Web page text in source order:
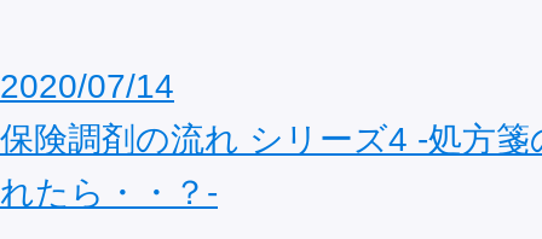
2020/07/14
保険調剤の流れ シリーズ4 ‐処方
れたら・・？‐